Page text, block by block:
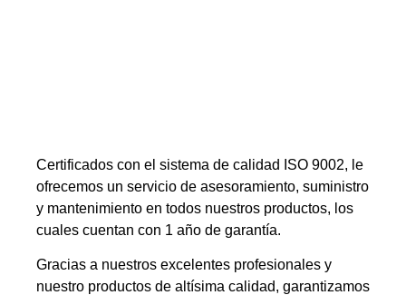
Certificados con el sistema de calidad ISO 9002, le
ofrecemos un servicio de asesoramiento, suministro
y mantenimiento en todos nuestros productos, los
cuales cuentan con 1 año de garantía.
Gracias a nuestros excelentes profesionales y
nuestro productos de altísima calidad, garantizamos